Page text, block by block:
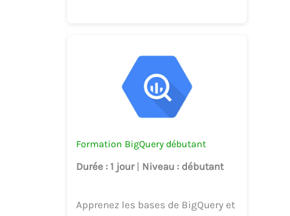
Formation BigQuery débutant
Durée : 1 jour | Niveau : débutant
Apprenez les bases de BigQuery et